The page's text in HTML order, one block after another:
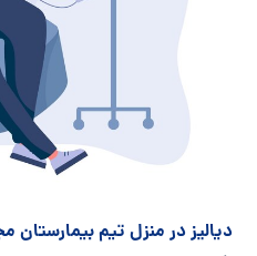
دیالیز در منزل تیم بیمارستان